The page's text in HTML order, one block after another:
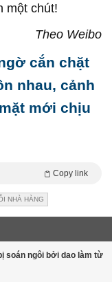
một chút!
Theo Weibo
cắn chặt
nhau, cảnh
mới chịu
Copy link
NHÀ HÀNG
soán ngôi bởi dao làm từ